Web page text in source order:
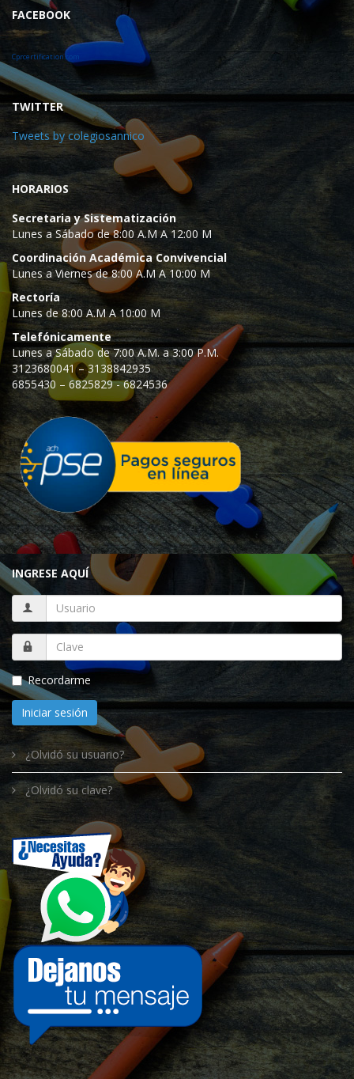
FACEBOOK
Cprcertification.com
TWITTER
Tweets by colegiosannico
HORARIOS
Secretaria y Sistematización
Lunes a Sábado de 8:00 A.M A 12:00 M
Coordinación Académica Convivencial
Lunes a Viernes de 8:00 A.M A 10:00 M
Rectoría
Lunes de 8:00 A.M A 10:00 M
Telefónicamente
Lunes a Sábado de 7:00 A.M. a 3:00 P.M.
3123680041 – 3138842935
6855430 – 6825829 - 6824536
INGRESE AQUÍ
Recordarme
Iniciar sesión
¿Olvidó su usuario?
¿Olvidó su clave?